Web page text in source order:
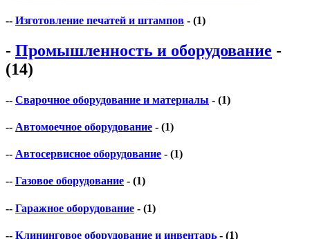
-- Изготовление печатей и штампов - (1)
- Промышленность и оборудование -
(14)
-- Сварочное оборудование и материалы - (1)
-- Автомоечное оборудование - (1)
-- Автосервисное оборудование - (1)
-- Газовое оборудование - (1)
-- Гаражное оборудование - (1)
-- Клининговое оборудование и инвентарь - (1)